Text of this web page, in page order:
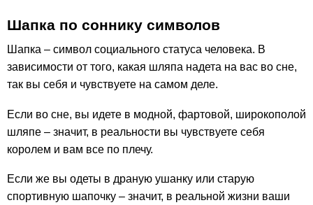
Шапка по соннику символов
Шапка – символ социального статуса человека. В
зависимости от того, какая шляпа надета на вас во сне,
так вы себя и чувствуете на самом деле.
Если во сне, вы идете в модной, фартовой, широкополой
шляпе – значит, в реальности вы чувствуете себя
королем и вам все по плечу.
Если же вы одеты в драную ушанку или старую
спортивную шапочку – значит, в реальной жизни ваши